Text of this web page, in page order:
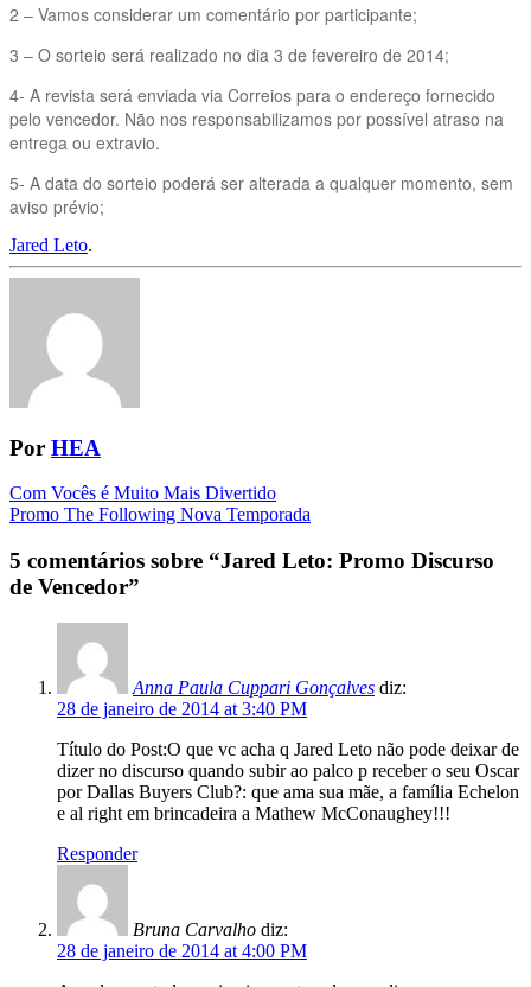
2 – Vamos considerar um comentário por participante;
3 – O sorteio será realizado no dia 3 de fevereiro de 2014;
4- A revista será enviada via Correios para o endereço fornecido
pelo vencedor. Não nos responsabilizamos por possível atraso na
entrega ou extravio.
5- A data do sorteio poderá ser alterada a qualquer momento, sem
aviso prévio;
Jared Leto.
Por HEA
Navegação
da
Postagem
Com Vocês é Muito Mais Divertido
Promo The Following Nova Temporada
5 comentários sobre “Jared Leto: Promo Discurso
de Vencedor”
Anna Paula Cuppari Gonçalves diz:
28 de janeiro de 2014 at 3:40 PM
Título do Post:O que vc acha q Jared Leto não pode deixar de
dizer no discurso quando subir ao palco p receber o seu Oscar
por Dallas Buyers Club?: que ama sua mãe, a família Echelon
e al right em brincadeira a Mathew McConaughey!!!
Responder
Bruna Carvalho diz:
28 de janeiro de 2014 at 4:00 PM